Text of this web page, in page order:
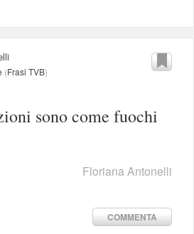
(Frasi TVB)
sono come fuochi
Floriana Antonelli
COMMENTA